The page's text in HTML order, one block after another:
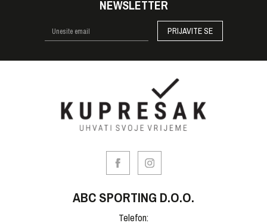
NEWSLETTER
PRIJAVITE SE
ABC SPORTING D.O.O.
Telefon: